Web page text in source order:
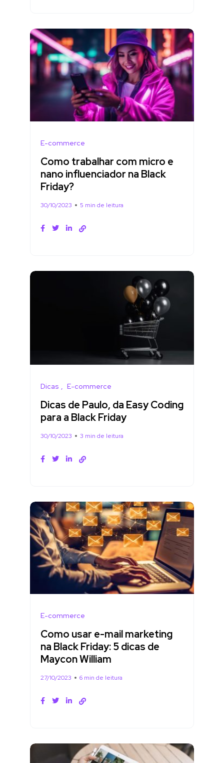
E-commerce
Como trabalhar com micro e
nano influenciador na Black
Friday?
30/10/2023 5 min de leitura
Dicas E-commerce
Dicas de Paulo, da Easy Coding
para a Black Friday
30/10/2023 3 min de leitura
E-commerce
Como usar e-mail marketing
na Black Friday: 5 dicas de
Maycon William
27/10/2023 6 min de leitura